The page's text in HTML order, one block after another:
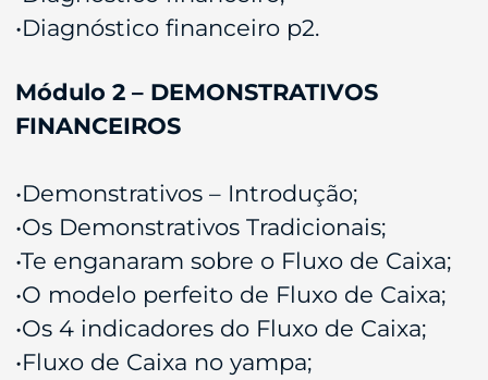
•Diagnóstico financeiro p2.
Módulo 2 – DEMONSTRATIVOS
FINANCEIROS
•Demonstrativos – Introdução;
•Os Demonstrativos Tradicionais;
•Te enganaram sobre o Fluxo de Caixa;
•O modelo perfeito de Fluxo de Caixa;
•Os 4 indicadores do Fluxo de Caixa;
•Fluxo de Caixa no yampa;